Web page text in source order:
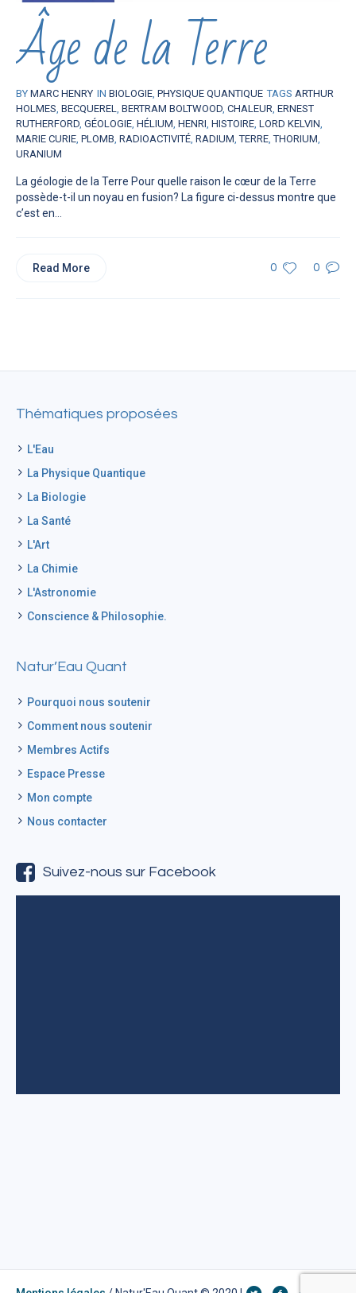
Âge de la Terre
BY MARC HENRY IN BIOLOGIE, PHYSIQUE QUANTIQUE TAGS ARTHUR
HOLMES, BECQUEREL, BERTRAM BOLTWOOD, CHALEUR, ERNEST
RUTHERFORD, GÉOLOGIE, HÉLIUM, HENRI, HISTOIRE, LORD KELVIN,
MARIE CURIE, PLOMB, RADIOACTIVITÉ, RADIUM,TERRE,THORIUM,
URANIUM
La géologie de la Terre Pour quelle raison le cœur de la Terre
possède-t-il un noyau en fusion? La figure ci-dessus montre que
c’est en...
0 0
Read More
Thématiques proposées
L'Eau
La Physique Quantique
La Biologie
La Santé
L'Art
La Chimie
L'Astronomie
Conscience & Philosophie.
Natur’Eau Quant
Pourquoi nous soutenir
Comment nous soutenir
Membres Actifs
Espace Presse
Mon compte
Nous contacter
Suivez-nous sur Facebook